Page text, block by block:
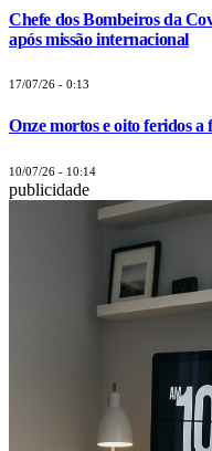
Chefe dos Bombeiros da
após missão internacional
17/07/26 - 0:13
Onze mortos e oito feridos
10/07/26 - 10:14
publicidade